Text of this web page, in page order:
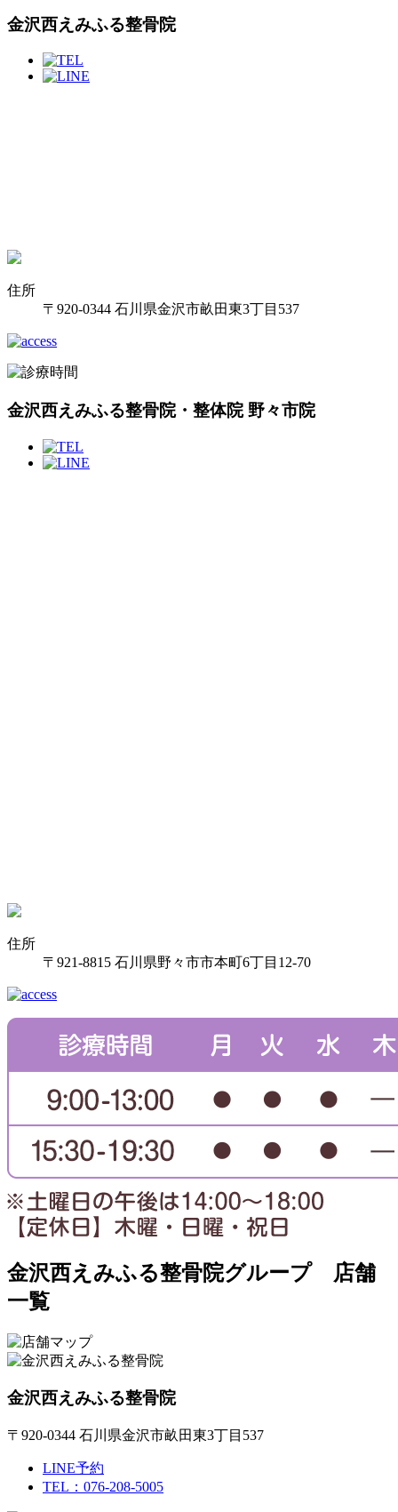
金沢西えみふる整骨院
住所
〒920-0344 石川県金沢市畝田東3丁目537
金沢西えみふる整骨院・整体院 野々市院
住所
〒921-8815 石川県野々市市本町6丁目12-70
金沢西えみふる整骨院グループ 店舗
一覧
金沢西えみふる整骨院
〒920-0344 石川県金沢市畝田東3丁目537
LINE予約
TEL：076-208-5005